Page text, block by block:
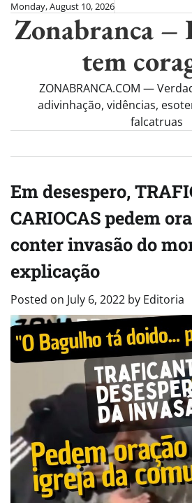
Skip
content
Monday, August 10, 2026
Zonabranca –
tem
ZONABRANCA.COM —
adivinhação, vidências,
falcatruas
Em desespero,
CARIOCAS pedem
conter invasão do
explicação
Posted on July 6, 2022 by Editoria